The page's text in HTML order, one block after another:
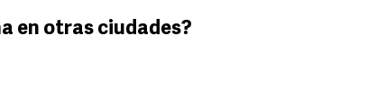
en otras ciudades?